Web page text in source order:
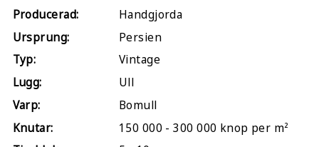
Producerad:
Handgjorda
Ursprung:
Persien
Typ:
Vintage
Lugg:
Ull
Varp:
Bomull
Knutar:
150 000 - 300 000 knop per m²